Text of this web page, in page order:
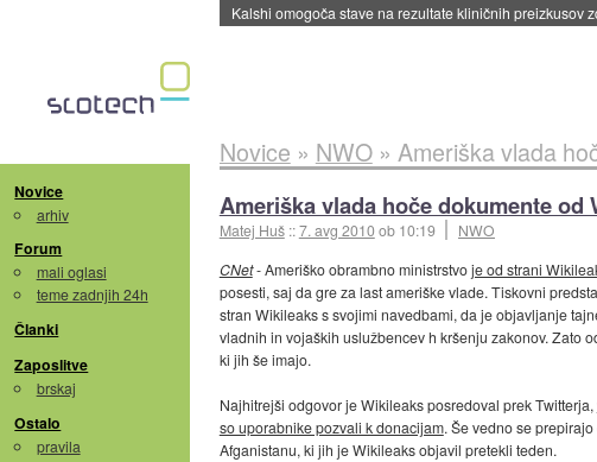
Sandisk že prodal več kot polovico SSD-jev za
Novice
arhiv
Forum
mali oglasi
teme zadnjih 24h
Članki
Zaposlitve
brskaj
Ostalo
pravila
Novice » NWO» Ameriška vlada
Ameriška vlada hoče dokumente od
Matej Huš ::7. avg 2010ob 10:19 NWO
CNet- Ameriško obrambno ministrstvoje od strani
posesti, saj da gre za last ameriške vlade. Tiskovni
stran Wikileaks s svojimi navedbami, da je objavljanje
vladnih in vojaških uslužbencev h kršenju zakonov. Zato
ki jih še imajo.
Najhitrejši odgovor je Wikileaks posredoval prek Twitterja,
so uporabnike pozvali k donacijam. Še vedno se
Afganistanu, ki jih je Wikileaks objavil pretekli teden.